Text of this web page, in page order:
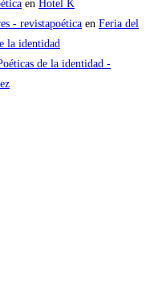
en Hotel K
- revistapoética en Feria del
la identidad
de la identidad -